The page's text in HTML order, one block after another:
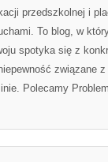
przedszkolnej i
To blog, w
spotyka się z
związane z
Polecamy